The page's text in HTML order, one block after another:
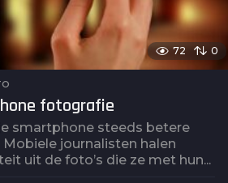
72 0
fotografie
smartphone steeds betere
journalisten halen
uit de foto’s die ze met hun...